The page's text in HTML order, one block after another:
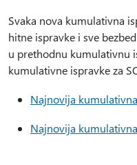
Svaka nova kumulativna
hitne ispravke i sve
u prethodnu kumulativnu
kumulativne ispravke za
Najnovija
Najnovija